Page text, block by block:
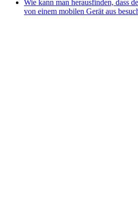
Wie kann man herausfinden, dass
von einem mobilen Gerät aus